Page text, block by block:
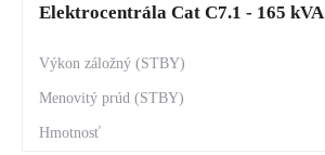
Elektrocentrála Cat C7.1 - 165 kVA